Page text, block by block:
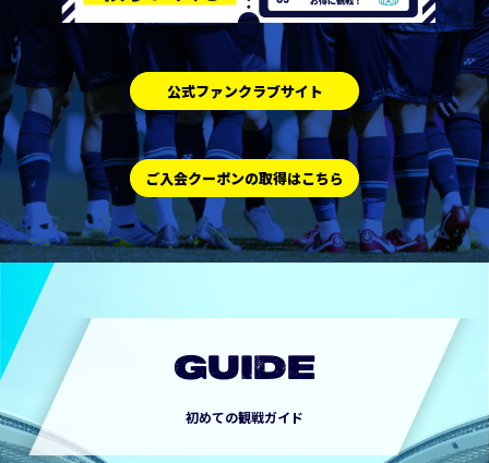
公式ファンクラブサイト
ご入会クーポンの取得はこちら
GUIDE
初めての観戦ガイド